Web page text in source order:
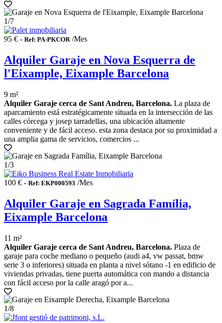
1/7
95 € - Ref: PA-PKCOR /Mes
Alquiler Garaje en Nova Esquerra de
l'Eixample, Eixample Barcelona
9 m²
Alquiler Garaje cerca de Sant Andreu, Barcelona. La plaza de
aparcamiento está estratégicamente situada en la intersección de las
calles córcega y josep tarradellas, una ubicación altamente
conveniente y de fácil acceso. esta zona destaca por su proximidad a
una amplia gama de servicios, comercios ...
1/3
100 € - Ref: EKP000593 /Mes
Alquiler Garaje en Sagrada Família,
Eixample Barcelona
11 m²
Alquiler Garaje cerca de Sant Andreu, Barcelona. Plaza de
garaje para coche mediano o pequeño (audi a4, vw passat, bmw
serie 3 o inferiores) situada en planta a nivel sótano -1 en edificio de
viviendas privadas, tiene puerta automática con mando a distancia
con fácil acceso por la calle aragó por a...
1/8